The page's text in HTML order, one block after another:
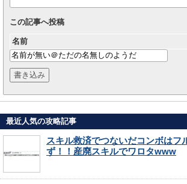
この記事へ投稿
名前
最近人気の攻略記事
スキル救済でつないだコンボはフ
ず！！産廃スキルでワロタwww